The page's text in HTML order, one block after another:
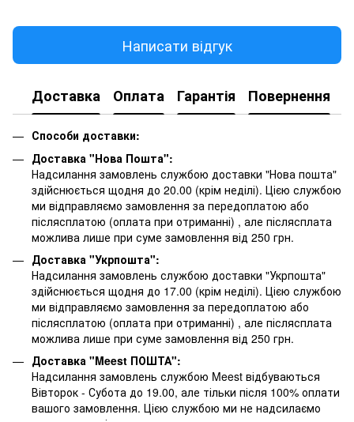
Написати відгук
Доставка Оплата Гарантія Повернення
Способи доставки:
Доставка "Нова Пошта":
Надсилання замовлень службою доставки "Нова пошта"
здійснюється щодня до 20.00 (крім неділі). Цією службою
ми відправляємо замовлення за передоплатою або
післясплатою (оплата при отриманні) , але післясплата
можлива лише при суме замовлення від 250 грн.
Доставка "Укрпошта":
Надсилання замовлень службою доставки "Укрпошта"
здійснюється щодня до 17.00 (крім неділі). Цією службою
ми відправляємо замовлення за передоплатою або
післясплатою (оплата при отриманні) , але післясплата
можлива лише при суме замовлення від 250 грн.
Доставка "Meest ПОШТА":
Надсилання замовлень службою Meest відбуваються
Вівторок - Субота до 19.00, але тільки після 100% оплати
вашого замовлення. Цією службою ми не надсилаємо